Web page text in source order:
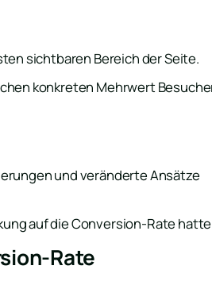
sichtbaren Bereich der Seite.
konkreten Mehrwert
und veränderte Ansätze
auf die Conversion-Rate
Rate